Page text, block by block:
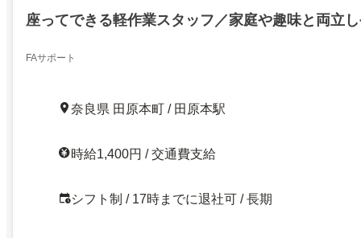
座ってできる軽作業スタッフ／家庭や趣味と両立
FAサポート
奈良県 田原本町 / 田原本駅
時給1,400円 / 交通費支給
シフト制 / 17時までに退社可 / 長期